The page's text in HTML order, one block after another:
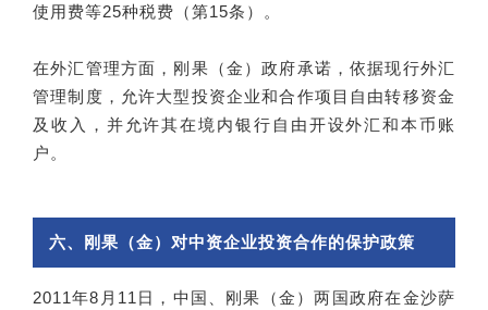
使用费等25种税费（第15条）。
在外汇管理方面，刚果（金）政府承诺，依据现行外汇
管理制度，允许大型投资企业和合作项目自由转移资金
及收入，并允许其在境内银行自由开设外汇和本币账
户。
六、刚果（金）对中资企业投资合作的保护政策
2011年8月11日，中国、刚果（金）两国政府在金沙萨